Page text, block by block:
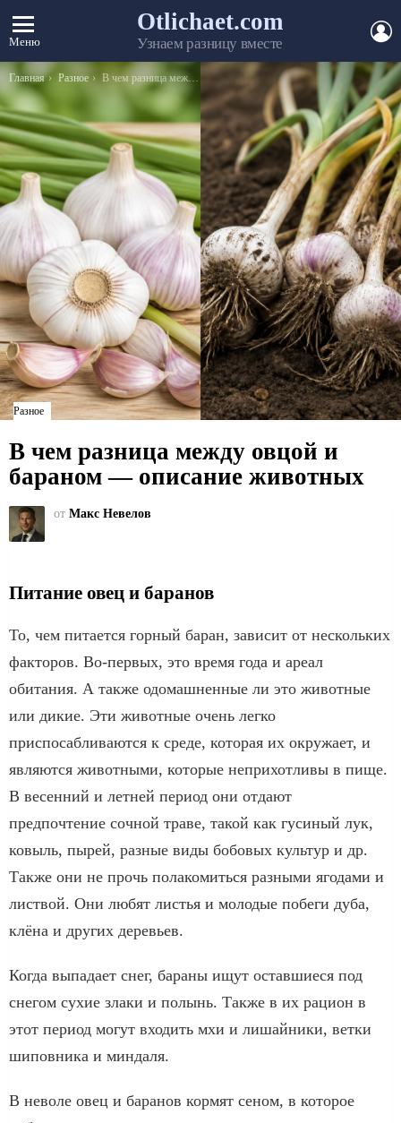
Меню
Otlichaet.com
Узнаем разницу вместе
Вы здесь:
Главная Разное В чем разница между овцой и бараном — описание животных
Разное
В чем разница между овцой и
бараном — описание животных
от Макс Невелов
Питание овец и баранов
То, чем питается горный баран, зависит от нескольких
факторов. Во-первых, это время года и ареал
обитания. А также одомашненные ли это животные
или дикие. Эти животные очень легко
приспосабливаются к среде, которая их окружает, и
являются животными, которые неприхотливы в пище.
В весенний и летней период они отдают
предпочтение сочной траве, такой как гусиный лук,
ковыль, пырей, разные виды бобовых культур и др.
Также они не прочь полакомиться разными ягодами и
листвой. Они любят листья и молодые побеги дуба,
клёна и других деревьев.
Когда выпадает снег, бараны ищут оставшиеся под
снегом сухие злаки и полынь. Также в их рацион в
этот период могут входить мхи и лишайники, ветки
шиповника и миндаля.
В неволе овец и баранов кормят сеном, в которое